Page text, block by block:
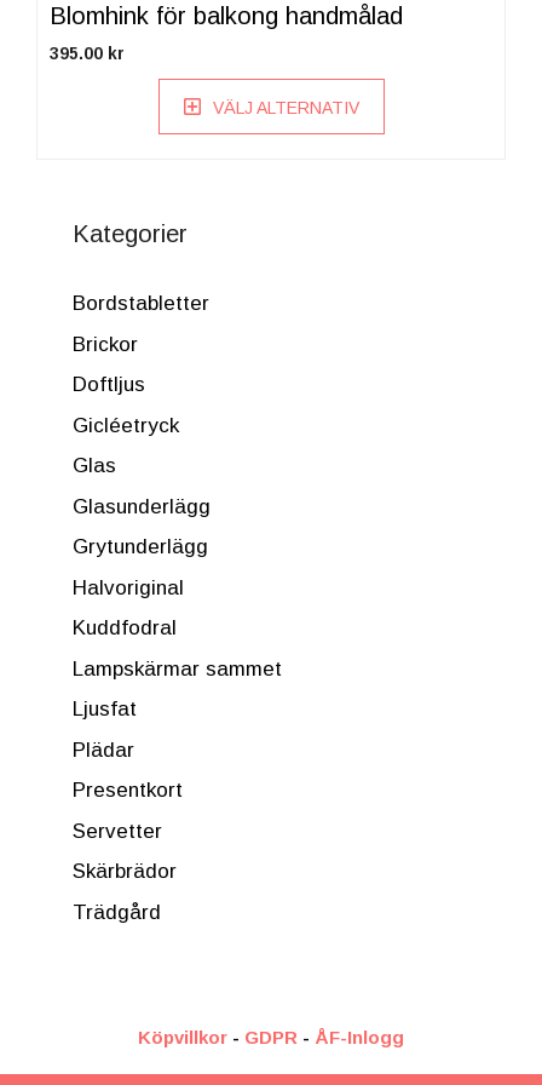
Blomhink för balkong handmålad
395.00 kr
VÄLJ ALTERNATIV
produktsidan
Kategorier
Bordstabletter
Brickor
Doftljus
Gicléetryck
Glas
Glasunderlägg
Grytunderlägg
Halvoriginal
Kuddfodral
Lampskärmar sammet
Ljusfat
Plädar
Presentkort
Servetter
Skärbrädor
Trädgård
Köpvillkor - GDPR - ÅF-Inlogg